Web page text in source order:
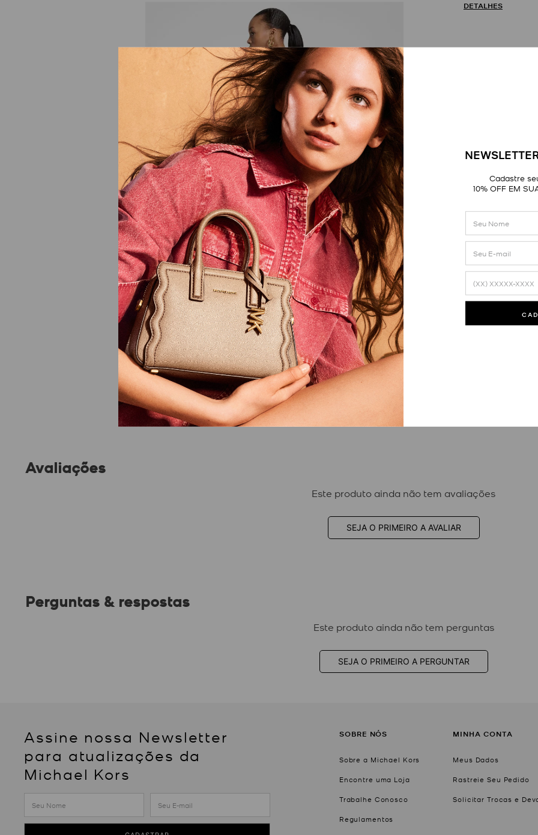
Cadastre
10% OFF EM
DETALHES
Avaliações
Este produto ainda não tem avaliações
SEJA O PRIMEIRO A AVALIAR
Perguntas & respostas
Este produto ainda não tem perguntas
SEJA O PRIMEIRO A PERGUNTAR
Assine nossa Newsletter
para atualizações da
Michael Kors
SOBRE NÓS
Sobre a Michael Kors
Encontre uma Loja
Trabalhe Conosco
Regulamentos
MINHA CONTA
Meus Dados
Rastreie Seu Pedido
Solicitar Trocas e